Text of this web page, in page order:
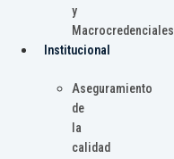
y
Macrocredenciales
Institucional
Aseguramiento
de
la
calidad